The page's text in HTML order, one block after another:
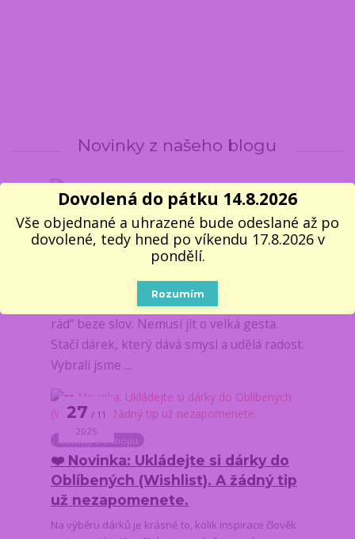
Novinky z našeho blogu
24 01
2026
Novinky z e-shopu
❤️ Valentýn se blíží. Dárek z
Valentýn je ideální příležitost říct „mám tě
rád“ beze slov. Nemusí jít o velká gesta.
Stačí dárek, který dává smysl a udělá radost.
Vybrali jsme ...
27 11
2025
Novinky z e-shopu
❤️ Novinka: Ukládejte si dárky do
Oblíbených (Wishlist). A žádný tip
už nezapomenete.
Na výběru dárků je krásné to, kolik inspirace člověk
Dovolená do pátku 14.8.2026
Vše objednané a uhrazené bude odeslané až po
dovolené, tedy hned po víkendu 17.8.2026 v
pondělí.
Rozumím